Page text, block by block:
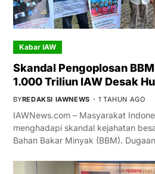
Kabar IAW
Skandal Pengoplosan
1.000 Triliun IAW Desak
BYREDAKSI IAWNEWS 1 TAHUN AGO
IAWNews.com – Masyarakat
menghadapi skandal kejahatan
Bahan Bakar Minyak (BBM).